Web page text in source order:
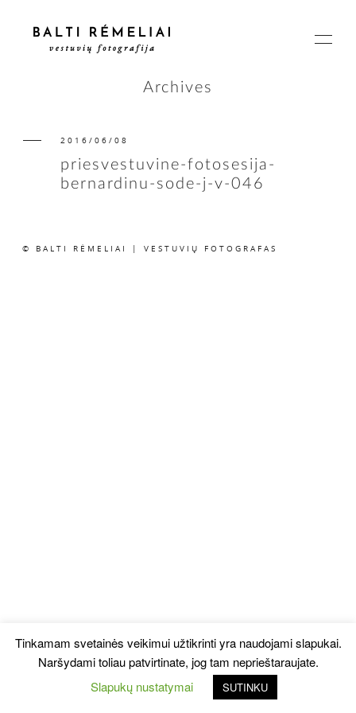
PAGRINDINIS
ISTORIJOS
Archives
2016/06/08
priesvestuvine-fotosesija-
bernardinu-sode-j-v-046
© BALTI RĖMELIAI | VESTUVIŲ FOTOGRAFAS
Tinkamam svetainės veikimui užtikrinti yra naudojami slapukai.
Naršydami toliau patvirtinate, jog tam neprieštaraujate.
Slapukų nustatymai
SUTINKU